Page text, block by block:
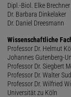
Dipl.-Biol. Elke
Dr. Barbara Dinkelaker
Dr. Daniel Dreesmann
Wissenschaftliche
Professor Dr. Helmut
Johannes Gutenberg-
Professor Dr. Siegbert
Professor Dr. Walter
Professor Dr. Wilfried
Universität zu Köln